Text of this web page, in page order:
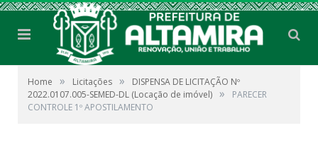
Home » Licitações »
DISPENSA DE LICITAÇÃO Nº
2022.0107.005-SEMED-DL (Locação de imóvel) »
PARECER
CONTROLE 1º APOSTILAMENTO